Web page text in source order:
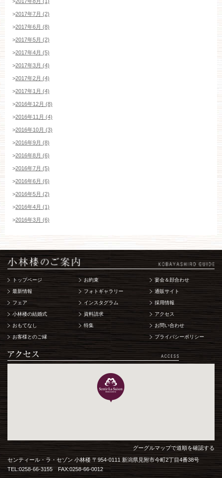
>2017年7月 (2)
>2017年6月 (8)
>2017年5月 (2)
>2017年4月 (5)
>2017年3月 (4)
>2017年2月 (4)
>2017年1月 (4)
>2016年12月 (8)
>2016年11月 (4)
>2016年10月 (3)
>2016年9月 (8)
>2016年8月 (6)
>2016年7月 (5)
>2016年6月 (6)
>2016年5月 (2)
>2016年4月 (1)
>2016年3月 (6)
トップページ
最新情報
フェア
小林楼の結婚式
おもてなし
お客様とのご縁
お約束
フォトギャラリー
インスタグラム
資料請求
特集
宴会＆顔合わせ
通販サイト
採用情報
アクセス
お問い合わせ
プライバシーポリシー
グーグルマップで道順を確認する
センティール・ラ・セゾン 小林楼 〒954-0111 新潟県見附市今町2丁目4番38号
TEL:0258-66-3155 FAX:0258-66-0012